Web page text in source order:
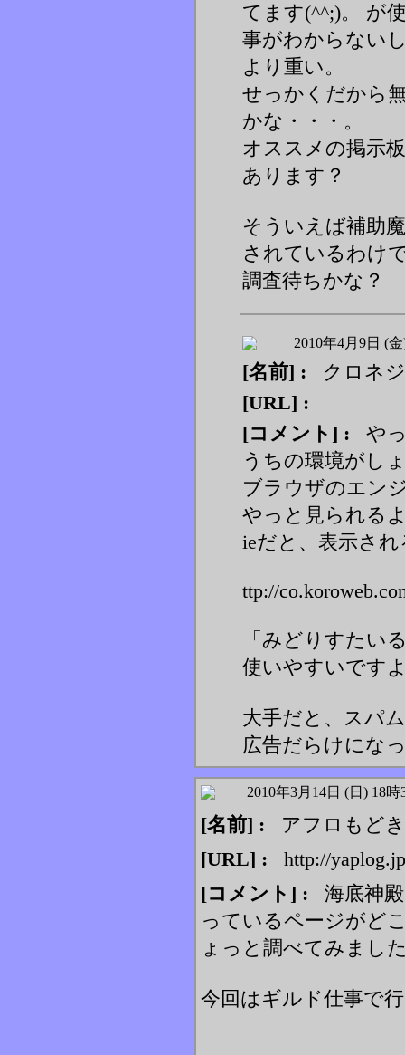
てます(^^;)。 が
事がわからない
より重い。
せっかくだから
かな・・・。
オススメの掲示
あります？
そういえば補助
されているわけ
調査待ちかな？
2010年4月9日 (
[名前] : クロネジ
[URL] :
[コメント] : や
うちの環境がし
ブラウザのエン
やっと見られる
ieだと、表示さ
ttp://
「みどりすたい
使いやすいです
大手だと、スパ
広告だらけにな
2010年3月14日 (日) 18時
[名前] : アフロもどき
[URL] : http://
[コメント] : 海底神
っているページがど
ょっと調べてみまし
今回はギルド仕事で